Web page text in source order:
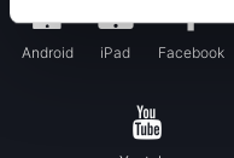
Android iPad Facebook